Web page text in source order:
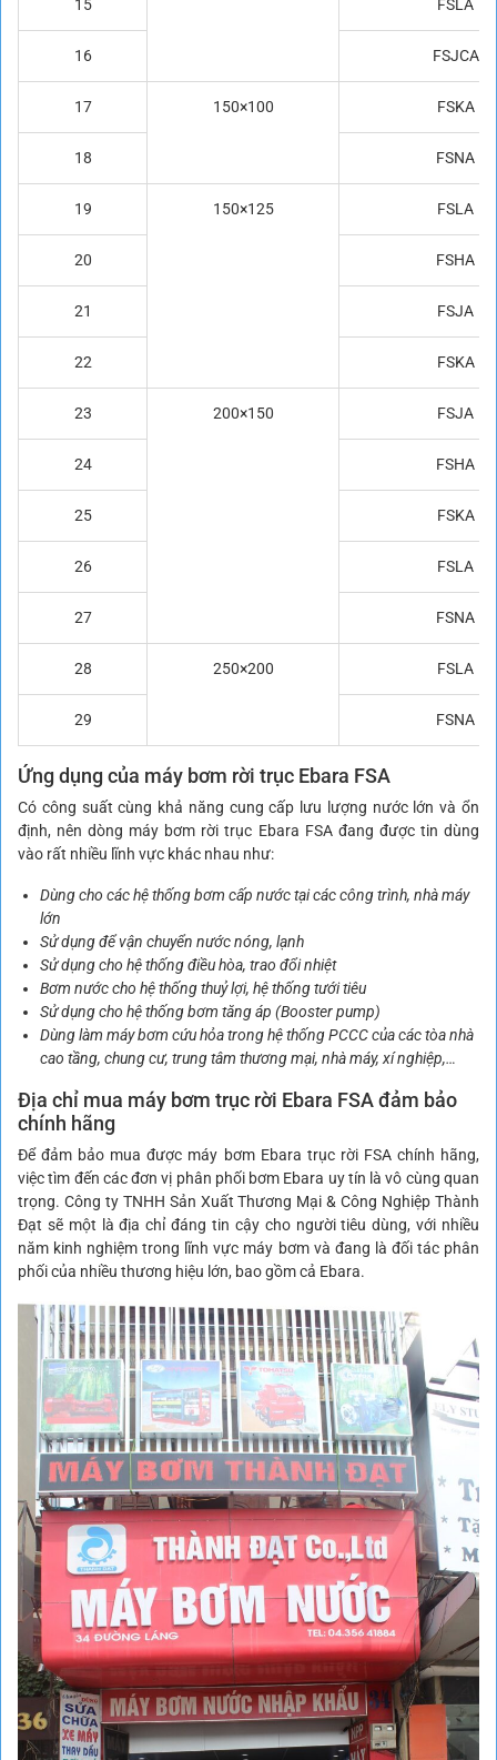
15 FSLA
16 FSJCA
17 150×100 FSKA
18 FSNA
19 150×125 FSLA
20 FSHA
21 FSJA
22 FSKA
23 200×150 FSJA
24 FSHA
25 FSKA
26 FSLA
27 FSNA
28 250×200 FSLA
29 FSNA
Ứng dụng của máy bơm rời trục Ebara FSA
Có công suất cùng khả năng cung cấp lưu lượng nước lớn và ổn
định, nên dòng máy bơm rời trục Ebara FSA đang được tin dùng
vào rất nhiều lĩnh vực khác nhau như:
Dùng cho các hệ thống bơm cấp nướctại các công trình, nhà máy
lớn
Sử dụng để vận chuyển nước nóng, lạnh
Sử dụng cho hệ thống điều hòa, trao đổi nhiệt
Bơm nước cho hệ thống thuỷ lợi, hệ thống tưới tiêu
Sử dụng cho hệ thống bơm tăng áp (Booster pump)
Dùng làm máy bơm cứu hỏa trong hệ thống PCCC của các tòa nhà
cao tầng, chung cư, trung tâm thương mại, nhà máy, xí nghiệp,…
Địa chỉ mua máy bơm trục rời Ebara FSA đảm bảo
chính hãng
Để đảm bảo mua được máy bơm Ebara trục rời FSA chính hãng,
việc tìm đến các đơn vị phân phối bơm Ebara uy tín là vô cùng quan
trọng. Công ty TNHH Sản Xuất Thương Mại & Công Nghiệp Thành
Đạt sẽ một là địa chỉ đáng tin cậy cho người tiêu dùng, với nhiều
năm kinh nghiệm trong lĩnh vực máy bơm và đang là đối tác phân
phối của nhiều thương hiệu lớn, bao gồm cả Ebara.